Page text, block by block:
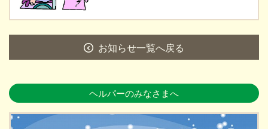
お知らせ一覧へ戻る
ヘルパーのみなさまへ